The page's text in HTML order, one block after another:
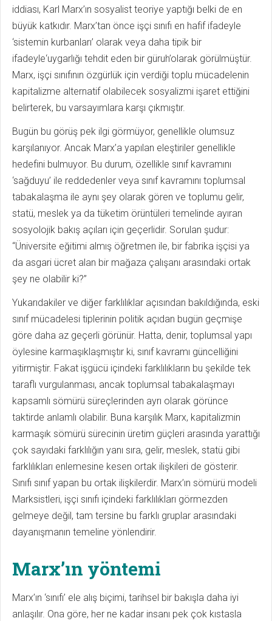
iddiası, Karl Marx’ın sosyalist teoriye yaptığı belki de en
büyük katkıdır. Marx’tan önce işçi sınıfı en hafif ifadeyle
‘sistemin kurbanları’ olarak veya daha tipik bir
ifadeyle‘uygarlığı tehdit eden bir güruh’olarak görülmüştür.
Marx, işçi sınıfının özgürlük için verdiği toplu mücadelenin
kapitalizme alternatif olabilecek sosyalizmi işaret ettiğini
belirterek, bu varsayımlara karşı çıkmıştır.
Bugün bu görüş pek ilgi görmüyor, genellikle olumsuz
karşılanıyor. Ancak Marx’a yapılan eleştiriler genellikle
hedefini bulmuyor. Bu durum, özellikle sınıf kavramını
‘sağduyu’ ile reddedenler veya sınıf kavramını toplumsal
tabakalaşma ile aynı şey olarak gören ve toplumu gelir,
statü, meslek ya da tüketim örüntüleri temelinde ayıran
sosyolojik bakış açıları için geçerlidir. Sorulan şudur:
“Üniversite eğitimi almış öğretmen ile, bir fabrika işçisi ya
da asgari ücret alan bir mağaza çalışanı arasındaki ortak
şey ne olabilir ki?”
Yukarıdakiler ve diğer farklılıklar açısından bakıldığında, eski
sınıf mücadelesi tiplerinin politik açıdan bugün geçmişe
göre daha az geçerli görünür. Hatta, denir, toplumsal yapı
öylesine karmaşıklaşmıştır ki, sınıf kavramı güncelliğini
yitirmiştir. Fakat işgücü içindeki farklılıkların bu şekilde tek
taraflı vurgulanması, ancak toplumsal tabakalaşmayı
kapsamlı sömürü süreçlerinden ayrı olarak görünce
taktirde anlamlı olabilir. Buna karşılık Marx, kapitalizmin
karmaşık sömürü sürecinin üretim güçleri arasında yarattığı
çok sayıdaki farklılığın yanı sıra, gelir, meslek, statü gibi
farklılıkları enlemesine kesen ortak ilişkileri de gösterir.
Sınıfı sınıf yapan bu ortak ilişkilerdir. Marx’ın sömürü modeli
Marksistleri, işçi sınıfı içindeki farklılıkları görmezden
gelmeye değil, tam tersine bu farklı gruplar arasındaki
dayanışmanın temeline yönlendirir.
Marx’ın yöntemi
Marx’ın ‘sınıfı’ ele alış biçimi, tarihsel bir bakışla daha iyi
anlaşılır. Ona göre, her ne kadar insanı pek çok kıstasla